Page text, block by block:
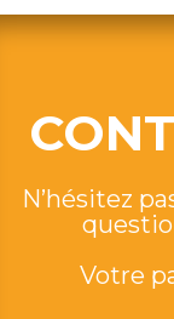
N’hésitez
Votre